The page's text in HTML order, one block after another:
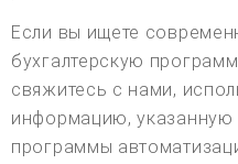
Если вы ищете
бухгалтерскую
свяжитесь с нами,
информацию,
программы